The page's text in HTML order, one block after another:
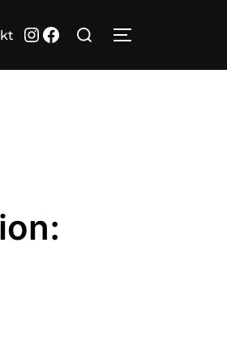
Instagram
Facebook
Suchen